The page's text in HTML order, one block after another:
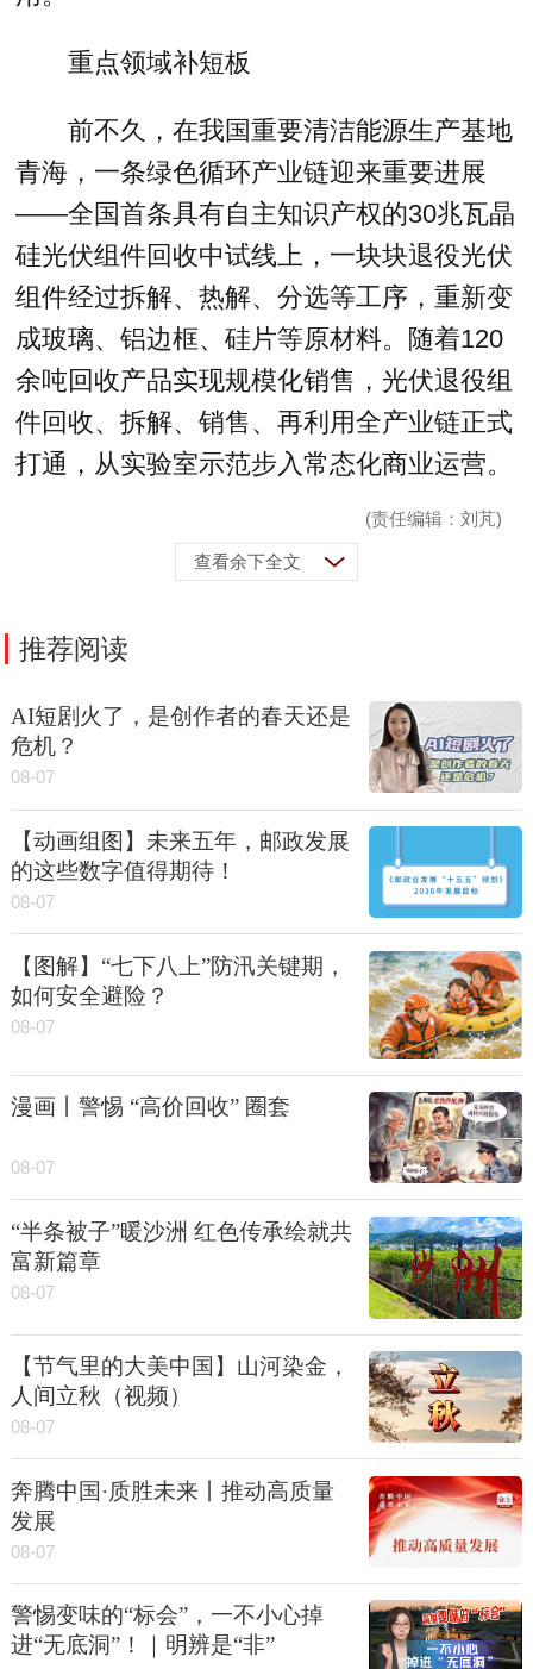
重点领域补短板
前不久，在我国重要清洁能源生产基地
青海，一条绿色循环产业链迎来重要进展
——全国首条具有自主知识产权的30兆瓦晶
硅光伏组件回收中试线上，一块块退役光伏
组件经过拆解、热解、分选等工序，重新变
成玻璃、铝边框、硅片等原材料。随着120
余吨回收产品实现规模化销售，光伏退役组
件回收、拆解、销售、再利用全产业链正式
打通，从实验室示范步入常态化商业运营。
(责任编辑：刘芃)
查看余下全文
推荐阅读
AI短剧火了，是创作者的春天还是
危机？
08-07
【动画组图】未来五年，邮政发展
的这些数字值得期待！
08-07
【图解】“七下八上”防汛关键期，
如何安全避险？
08-07
漫画丨警惕 “高价回收” 圈套
08-07
“半条被子”暖沙洲 红色传承绘就共
富新篇章
08-07
【节气里的大美中国】山河染金，
人间立秋（视频）
08-07
奔腾中国·质胜未来丨推动高质量
发展
08-07
警惕变味的“标会”，一不小心掉
进“无底洞”！｜明辨是“非”